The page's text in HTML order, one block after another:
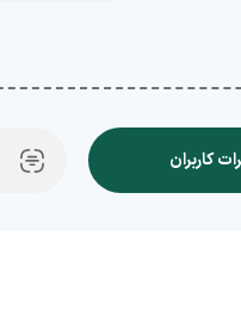
کاربران